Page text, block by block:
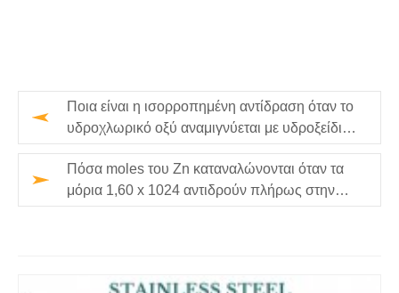
Ποια είναι η ισορροπημένη αντίδραση όταν το
υδροχλωρικό οξύ αναμιγνύεται με υδροξείδιο
του νατρίου;
Πόσα moles του Zn καταναλώνονται όταν τα
μόρια 1,60 x 1024 αντιδρούν πλήρως στην
ακόλουθη εξίσωση συν 2HCL ισούται με το…